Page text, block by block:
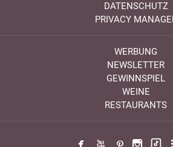
DATENSCHUTZ
PRIVACY
WERBUNG
NEWSLETTER
GEWINNSPIEL
WEINE
RESTAURANTS